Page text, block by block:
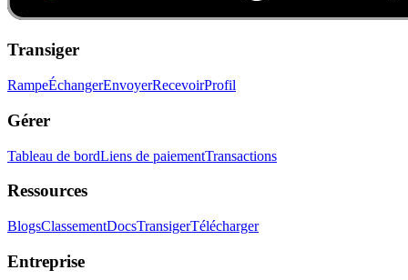
Transiger
RampeÉchangerEnvoyerRecevoirProfil
Gérer
Tableau de bordLiens de paiementTransactions
Ressources
BlogsClassementDocsTransigerTélécharger
Entreprise